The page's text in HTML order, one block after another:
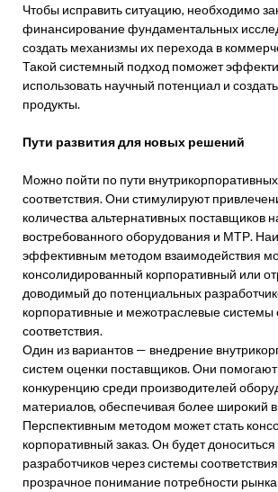
Чтобы исправить ситуацию, необходимо
финансирование фундаментальных
создать механизмы их перехода в
Такой системный подход поможет
использовать научный потенциал и
продукты.
Пути развития для новых решений
Можно пойти по пути
соответствия. Они стимулируют
количества альтернативных поставщиков
востребованного оборудования и МТР.
эффективным методом взаимодействия
консолидированный корпоративный или
доводимый до потенциальных
корпоративные и межотраслевые системы
соответствия.
Один из вариантов — внедрение
систем оценки поставщиков. Они
конкуренцию среди производителей
материалов, обеспечивая более широкий
Перспективным методом может стать
корпоративный заказ. Он будет
разработчиков через системы
прозрачное понимание потребности